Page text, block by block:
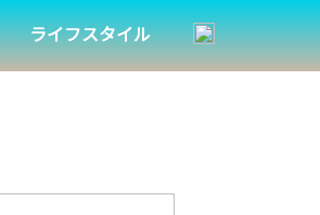
ライフスタイル